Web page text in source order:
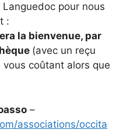
pour nous
:
la bienvenue, par
(avec un reçu
coûtant alors que
–
associations/occita